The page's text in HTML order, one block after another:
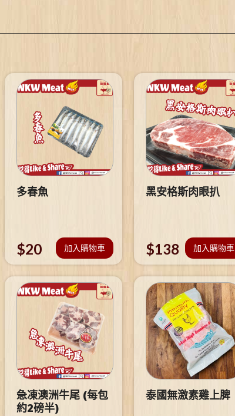
多春魚
$20 加入購物車
黑安格斯肉眼扒
$138 加入購物車
急凍澳洲牛尾 (每包
約2磅半)
泰國無激素雞上脾